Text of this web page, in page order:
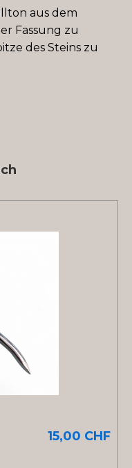
aus dem
Fassung zu
des Steins zu
15,00 CHF